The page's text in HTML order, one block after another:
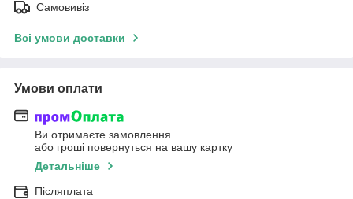
Самовивіз
Всі умови доставки
Умови оплати
Ви отримаєте замовлення
або гроші повернуться на вашу картку
Детальніше
Післяплата